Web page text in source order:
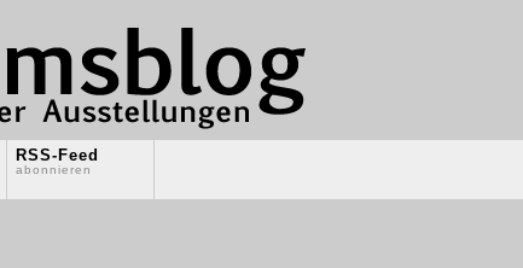
RSS-Feed
abonnieren